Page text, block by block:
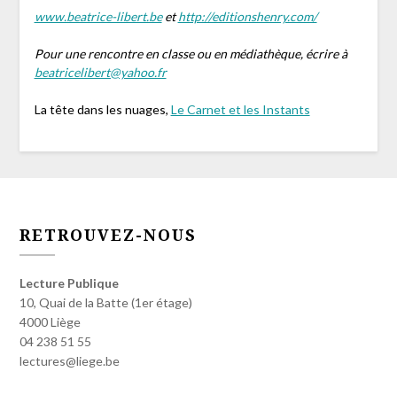
www.beatrice-libert.beethttp://editionshenry.com/
Pour une rencontre en classe ou en médiathèque, écrire à
beatricelibert@yahoo.fr
La tête dans les nuages, Le Carnet et les Instants
RETROUVEZ-NOUS
Lecture Publique
10, Quai de la Batte (1er étage)
4000 Liège
04 238 51 55
lectures@liege.be